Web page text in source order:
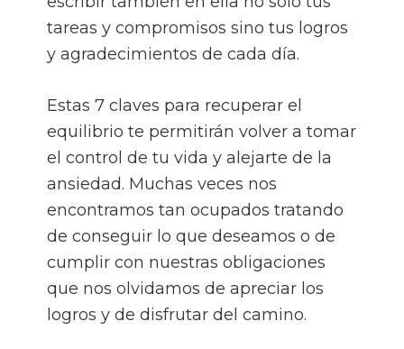
tareas y compromisos sino tus logros
y agradecimientos de cada día.
Estas 7 claves para recuperar el
equilibrio te permitirán volver a tomar
el control de tu vida y alejarte de la
ansiedad. Muchas veces nos
encontramos tan ocupados tratando
de conseguir lo que deseamos o de
cumplir con nuestras obligaciones
que nos olvidamos de apreciar los
logros y de disfrutar del camino.